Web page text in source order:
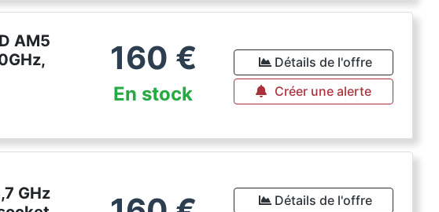
AM5
160 €
En stock
Détails de l'offre
Créer une alerte
GHz
Détails de l'offre